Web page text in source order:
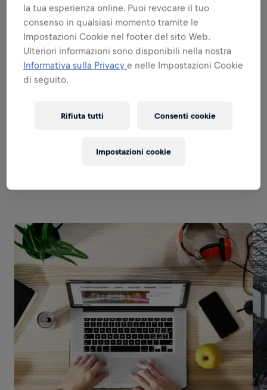
ESSERE UN BRAND & PRODUCT
AMBASSADOR
ECCELLENZA NELL'ESECUZIONE
ESSERE SPECIALISTI DELLE VENDITE
la tua esperienza online. Puoi revocare il tuo
consenso in qualsiasi momento tramite le
Impostazioni Cookie nel footer del sito Web.
Ulteriori informazioni sono disponibili nella nostra
Informativa sulla Privacy e nelle Impostazioni Cookie
di seguito.
Rifiuta tutti Consenti cookie
Impostazioni cookie